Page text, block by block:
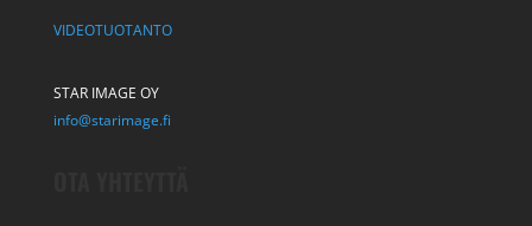
VIDEOTUOTANTO
STAR IMAGE OY
info@starimage.fi